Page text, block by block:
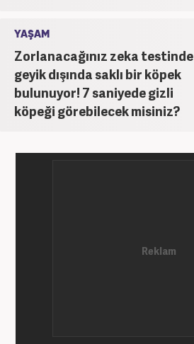
YAŞAM
Zorlanacağınız zeka testinde
geyik dışında saklı bir köpek
bulunuyor! 7 saniyede gizli
köpeği görebilecek misiniz?